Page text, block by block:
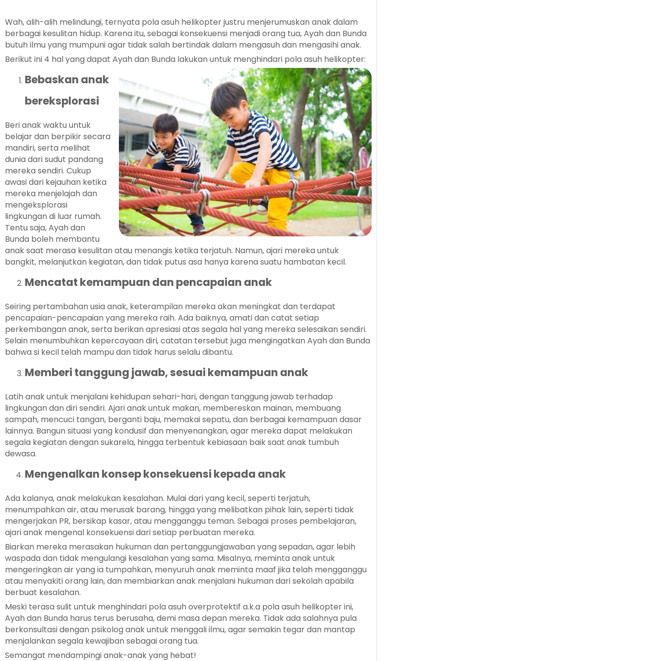
Wah, alih-alih melindungi, ternyata pola asuh helikopter justru menjerumuskan anak dalam
berbagai kesulitan hidup. Karena itu, sebagai konsekuensi menjadi orang tua, Ayah dan Bunda
butuh ilmu yang mumpuni agar tidak salah bertindak dalam mengasuh dan mengasihi anak.
Berikut ini 4 hal yang dapat Ayah dan Bunda lakukan untuk menghindari pola asuh helikopter:
Bebaskan anak
bereksplorasi
Beri anak waktu untuk
belajar dan berpikir secara
mandiri, serta melihat
dunia dari sudut pandang
mereka sendiri. Cukup
awasi dari kejauhan ketika
mereka menjelajah dan
mengeksplorasi
lingkungan di luar rumah.
Tentu saja, Ayah dan
Bunda boleh membantu
anak saat merasa kesulitan atau menangis ketika terjatuh. Namun, ajari mereka untuk
bangkit, melanjutkan kegiatan, dan tidak putus asa hanya karena suatu hambatan kecil.
Mencatat kemampuan dan pencapaian anak
Seiring pertambahan usia anak, keterampilan mereka akan meningkat dan terdapat
pencapaian-pencapaian yang mereka raih. Ada baiknya, amati dan catat setiap
perkembangan anak, serta berikan apresiasi atas segala hal yang mereka selesaikan sendiri.
Selain menumbuhkan kepercayaan diri, catatan tersebut juga mengingatkan Ayah dan Bunda
bahwa si kecil telah mampu dan tidak harus selalu dibantu.
Memberi tanggung jawab, sesuai kemampuan anak
Latih anak untuk menjalani kehidupan sehari-hari, dengan tanggung jawab terhadap
lingkungan dan diri sendiri. Ajari anak untuk makan, membereskan mainan, membuang
sampah, mencuci tangan, berganti baju, memakai sepatu, dan berbagai kemampuan dasar
lainnya. Bangun situasi yang kondusif dan menyenangkan, agar mereka dapat melakukan
segala kegiatan dengan sukarela, hingga terbentuk kebiasaan baik saat anak tumbuh
dewasa.
Mengenalkan konsep konsekuensi kepada anak
Ada kalanya, anak melakukan kesalahan. Mulai dari yang kecil, seperti terjatuh,
menumpahkan air, atau merusak barang, hingga yang melibatkan pihak lain, seperti tidak
mengerjakan PR, bersikap kasar, atau mengganggu teman. Sebagai proses pembelajaran,
ajari anak mengenal konsekuensi dari setiap perbuatan mereka.
Biarkan mereka merasakan hukuman dan pertanggungjawaban yang sepadan, agar lebih
waspada dan tidak mengulangi kesalahan yang sama. Misalnya, meminta anak untuk
mengeringkan air yang ia tumpahkan, menyuruh anak meminta maaf jika telah mengganggu
atau menyakiti orang lain, dan membiarkan anak menjalani hukuman dari sekolah apabila
berbuat kesalahan.
Meski terasa sulit untuk menghindari pola asuh overprotektif a.k.a pola asuh helikopter ini,
Ayah dan Bunda harus terus berusaha, demi masa depan mereka. Tidak ada salahnya pula
berkonsultasi dengan psikolog anak untuk menggali ilmu, agar semakin tegar dan mantap
menjalankan segala kewajiban sebagai orang tua.
Semangat mendampingi anak-anak yang hebat!